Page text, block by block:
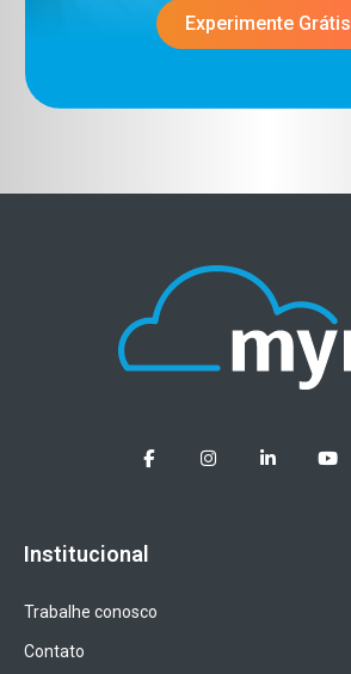
Experimente Grátis
Institucional
Trabalhe conosco
Contato